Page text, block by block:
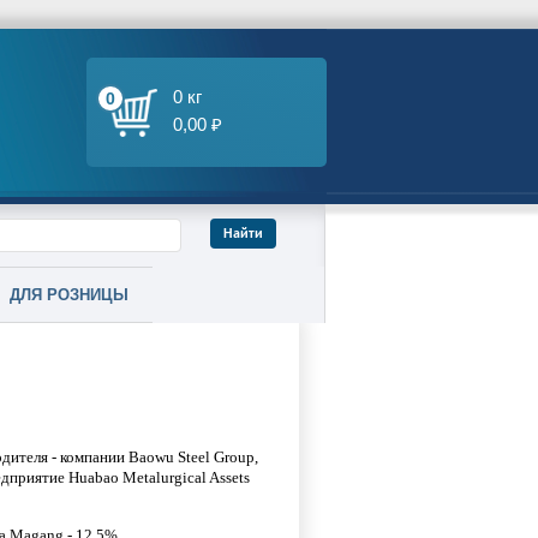
0
0 кг
0,00 ₽
ДЛЯ РОЗНИЦЫ
- компании Baowu Steel Group,
Huabao Metalurgical Assets